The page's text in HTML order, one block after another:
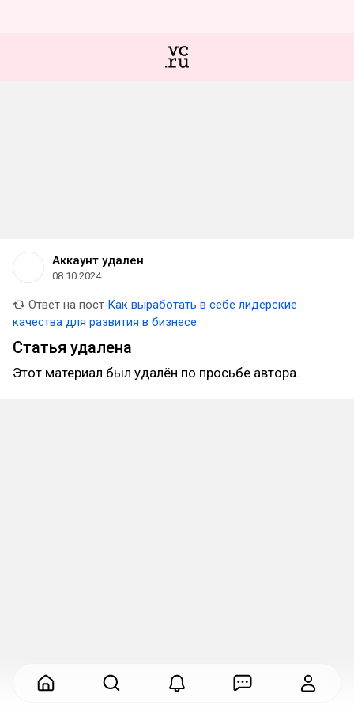
Аккаунт удален
08.10.2024
Ответ на пост Как выработать в себе лидерские
качества для развития в бизнесе
Статья удалена
Этот материал был удалён по просьбе автора.